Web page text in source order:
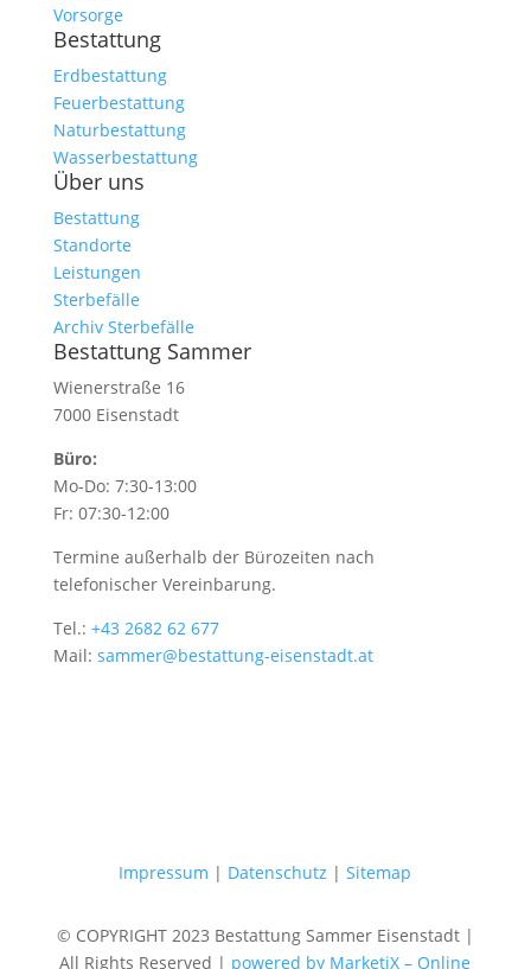
Vorsorge
Bestattung
Erdbestattung
Feuerbestattung
Naturbestattung
Wasserbestattung
Über uns
Bestattung
Standorte
Leistungen
Sterbefälle
Archiv Sterbefälle
Bestattung Sammer
Wienerstraße 16
7000 Eisenstadt
Büro:
Mo-Do: 7:30-13:00
Fr: 07:30-12:00
Termine außerhalb der Bürozeiten nach
telefonischer Vereinbarung.
Tel.: +43 2682 62 677
Mail: sammer@bestattung-eisenstadt.at
Impressum | Datenschutz |Sitemap
© COPYRIGHT 2023 Bestattung Sammer Eisenstadt |
All Rights Reserved | powered by MarketiX – Online